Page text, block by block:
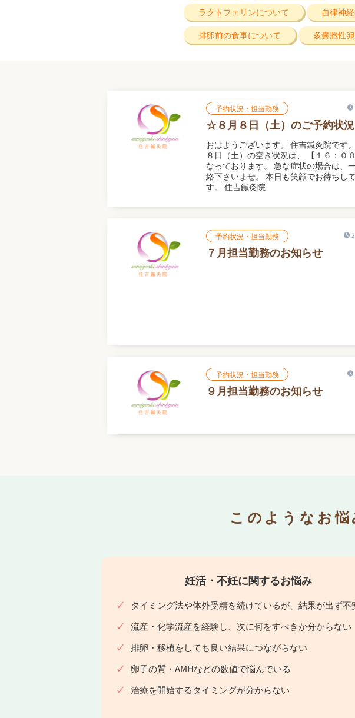
ラクトフェリンについて
自律神
排卵前の食事について
多嚢胞性卵
予約状況・担当勤務
☆８月８日（土）のご予約状
おはようございます。 住吉鍼灸院です
８日（土）の空き状況は、 【１６：０
なっております。 急な症状の場合は、
絡下さいませ。 本日も笑顔でお待ちし
す。 住吉鍼灸院
予約状況・担当勤務
７月担当勤務のお知らせ
予約状況・担当勤務
９月担当勤務のお知らせ
このようなお
妊活・不妊に関するお悩み
タイミング法や体外受精を続けているが、結果が出ず不
流産・化学流産を経験し、次に何をすべきか分からない
排卵・移植をしても良い結果につながらない
卵子の質・AMHなどの数値で悩んでいる
治療を開始するタイミングが分からない